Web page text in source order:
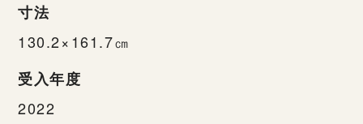
寸法
130.2×161.7㎝
受入年度
2022